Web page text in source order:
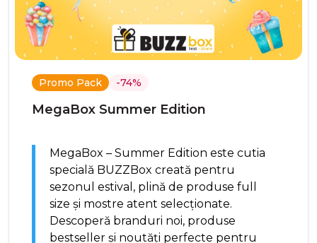
Promo Pack -74%
MegaBox Summer Edition
MegaBox – Summer Edition este cutia
specială BUZZBox creată pentru
sezonul estival, plină de produse full
size și mostre atent selecționate.
Descoperă branduri noi, produse
bestseller și noutăți perfecte pentru